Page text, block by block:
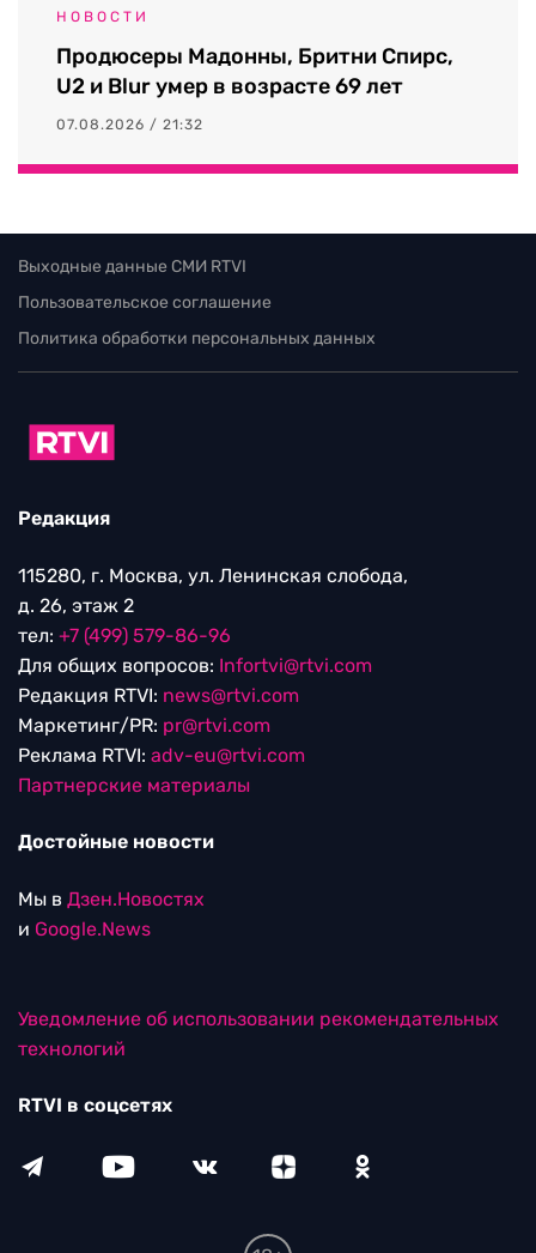
НОВОСТИ
Продюсеры Мадонны, Бритни Спирс,
U2 и Blur умер в возрасте 69 лет
07.08.2026 / 21:32
Выходные данные СМИ RTVI
Пользовательское соглашение
Политика обработки персональных данных
Редакция
115280, г. Москва, ул. Ленинская слобода,
д. 26, этаж 2
тел: +7 (499) 579-86-96
Для общих вопросов: Infortvi@rtvi.com
Редакция RTVI: news@rtvi.com
Маркетинг/PR: pr@rtvi.com
Реклама RTVI: adv-eu@rtvi.com
Партнерские материалы
Достойные новости
Мы в Дзен.Новостях
и Google.News
Уведомление об использовании рекомендательных
технологий
RTVI в соцсетях